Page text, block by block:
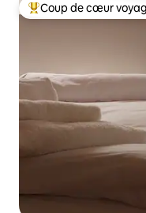
Coups de cœur
Coup de cœur